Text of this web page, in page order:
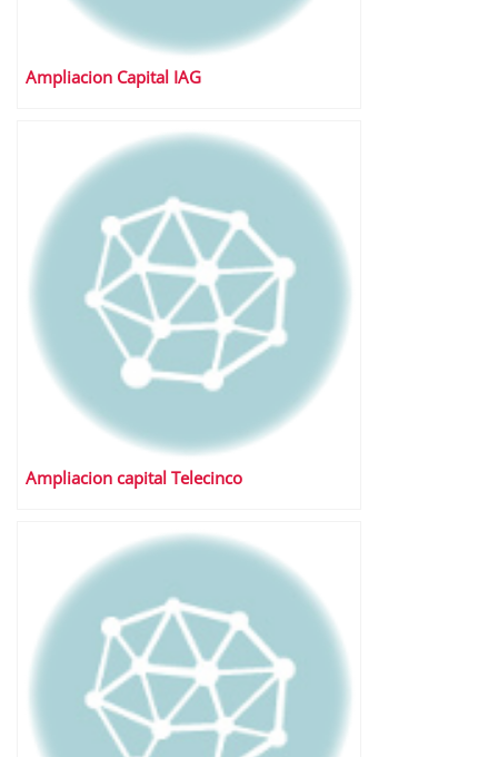
Ampliacion Capital IAG
Ampliacion capital Telecinco